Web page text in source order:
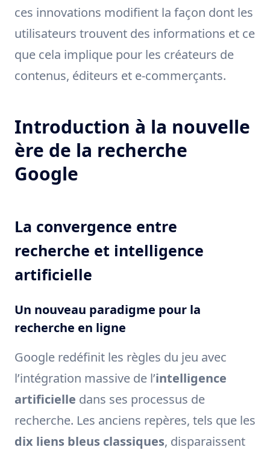
ces innovations modifient la façon dont les
utilisateurs trouvent des informations et ce
que cela implique pour les créateurs de
contenus, éditeurs et e-commerçants.
Introduction à la nouvelle
ère de la recherche
Google
La convergence entre
recherche et intelligence
artificielle
Un nouveau paradigme pour la
recherche en ligne
Google redéfinit les règles du jeu avec
l’intégration massive de l’intelligence
artificielle dans ses processus de
recherche. Les anciens repères, tels que les
dix liens bleus classiques, disparaissent